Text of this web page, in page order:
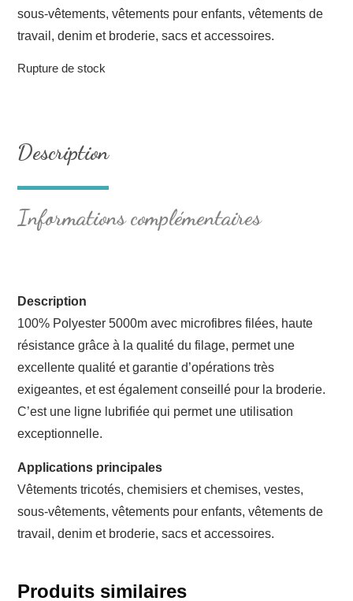
sous-vêtements, vêtements pour enfants, vêtements de
travail, denim et broderie, sacs et accessoires.
Rupture de stock
Description
Informations complémentaires
Description
100% Polyester 5000m avec microfibres filées, haute
résistance grâce à la qualité du filage, permet une
excellente qualité et garantie d’opérations très
exigeantes, et est également conseillé pour la broderie.
C’est une ligne lubrifiée qui permet une utilisation
exceptionnelle.
Applications principales
Vêtements tricotés, chemisiers et chemises, vestes,
sous-vêtements, vêtements pour enfants, vêtements de
travail, denim et broderie, sacs et accessoires.
Produits similaires